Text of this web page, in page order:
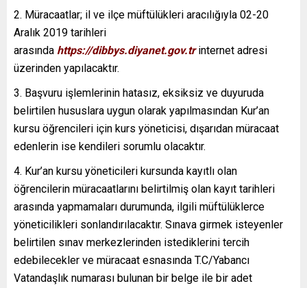
2. Müracaatlar; il ve ilçe müftülükleri aracılığıyla 02-20
Aralık 2019 tarihleri
arasında https://dibbys.diyanet.gov.trinternet adresi
üzerinden yapılacaktır.
3. Başvuru işlemlerinin hatasız, eksiksiz ve duyuruda
belirtilen hususlara uygun olarak yapılmasından Kur’an
kursu öğrencileri için kurs yöneticisi, dışarıdan müracaat
edenlerin ise kendileri sorumlu olacaktır.
4. Kur’an kursu yöneticileri kursunda kayıtlı olan
öğrencilerin müracaatlarını belirtilmiş olan kayıt tarihleri
arasında yapmamaları durumunda, ilgili müftülüklerce
yöneticilikleri sonlandırılacaktır. Sınava girmek isteyenler
belirtilen sınav merkezlerinden istediklerini tercih
edebilecekler ve müracaat esnasında T.C/Yabancı
Vatandaşlık numarası bulunan bir belge ile bir adet